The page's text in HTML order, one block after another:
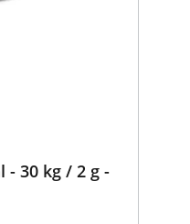
- 30 kg / 2 g -